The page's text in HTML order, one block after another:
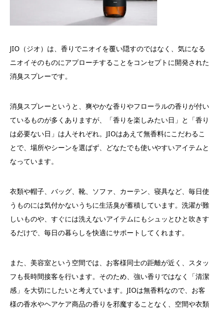
JIO（ジオ）は、香りでニオイを覆い隠すのではなく、気になる
ニオイそのものにアプローチすることをコンセプトに開発された
消臭スプレーです。
消臭スプレーというと、爽やかな香りやフローラルの香りが付い
ているものが多くありますが、「香りを楽しみたい日」と「香り
は必要ない日」は人それぞれ。JIOはあえて無香料にこだわるこ
とで、場所やシーンを選ばず、どなたでも使いやすいアイテムと
なっています。
衣類や帽子、バッグ、靴、ソファ、カーテン、寝具など、毎日使
うものには気付かないうちに生活臭が蓄積しています。洗濯が難
しいものや、すぐには洗えないアイテムにもシュッとひと吹きす
るだけで、毎日の暮らしを快適にサポートしてくれます。
また、美容室という空間では、お客様同士の距離が近く、スタッ
フも長時間接客を行います。そのため、強い香りではなく「清潔
感」を大切にしたいと考えています。JIOは無香料なので、お客
様の香水やヘアケア商品の香りを邪魔することなく、空間や衣類